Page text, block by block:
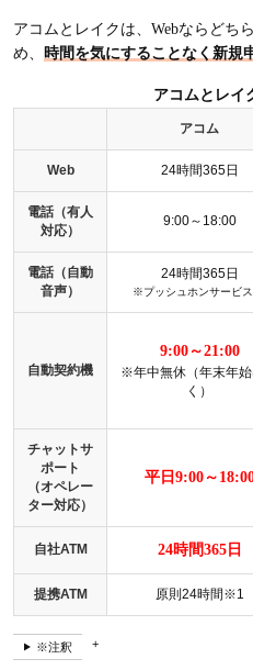
アコムとレイクは、Webならどち
め、 時間を気にすることなく新規
アコムとレイ
アコム
Web 24時間365日
電話（有人
対応）
9:00～18:00
電話（自動
音声）
24時間365日
※プッシュホンサービ
自動契約機
9:00～21:00
※年中無休（年末年
く）
チャットサ
ポート
（オペレー
ター対応）
平日9:00～
自社ATM 24時間365日
提携ATM 原則24時間※1
※注釈